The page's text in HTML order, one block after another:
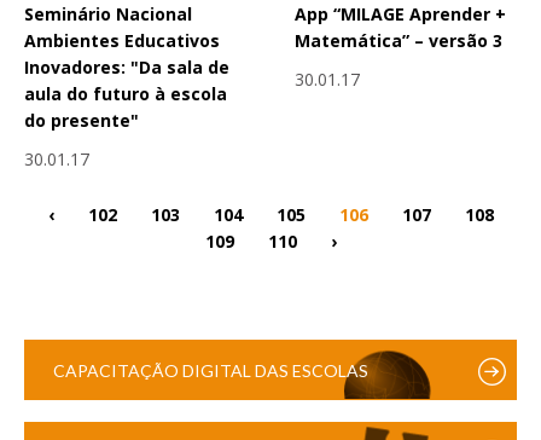
Seminário Nacional
Ambientes Educativos
Inovadores: "Da sala de
aula do futuro à escola
do presente"
30.01.17
App “MILAGE Aprender +
Matemática” – versão 3
30.01.17
‹ 102 103 104 105 106 107
108
109
110 ›
CAPACITAÇÃO DIGITAL DAS ESCOLAS